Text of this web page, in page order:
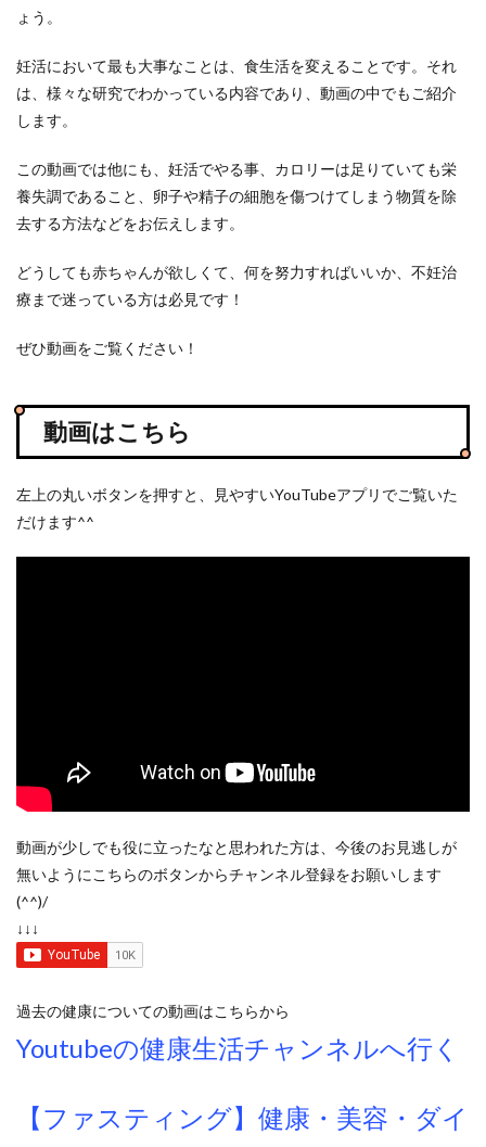
ょう。
妊活において最も大事なことは、食生活を変えることです。それ
は、様々な研究でわかっている内容であり、動画の中でもご紹介
します。
この動画では他にも、妊活でやる事、カロリーは足りていても栄
養失調であること、卵子や精子の細胞を傷つけてしまう物質を除
去する方法などをお伝えします。
どうしても赤ちゃんが欲しくて、何を努力すればいいか、不妊治
療まで迷っている方は必見です！
ぜひ動画をご覧ください！
動画はこちら
左上の丸いボタンを押すと、見やすいYouTubeアプリでご覧いた
だけます^^
動画が少しでも役に立ったなと思われた方は、今後のお見逃しが
無いようにこちらのボタンからチャンネル登録をお願いします
(^^)/
↓↓↓
過去の健康についての動画はこちらから
Youtubeの健康生活チャンネルへ行く
【ファスティング】健康・美容・ダイ